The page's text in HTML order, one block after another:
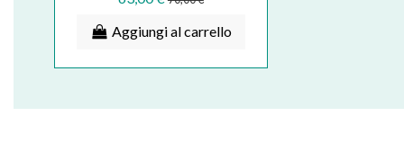
Aggiungi al carrello